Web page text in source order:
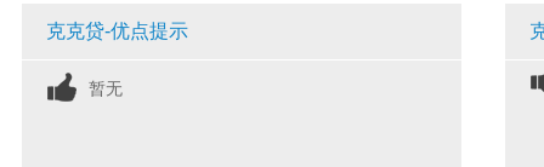
克克贷-优点提示
暂无